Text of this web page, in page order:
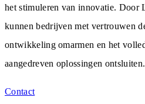
het stimuleren van innovatie. Door
kunnen bedrijven met vertrouwen
ontwikkeling omarmen en het
aangedreven oplossingen ontsluiten.
Contact